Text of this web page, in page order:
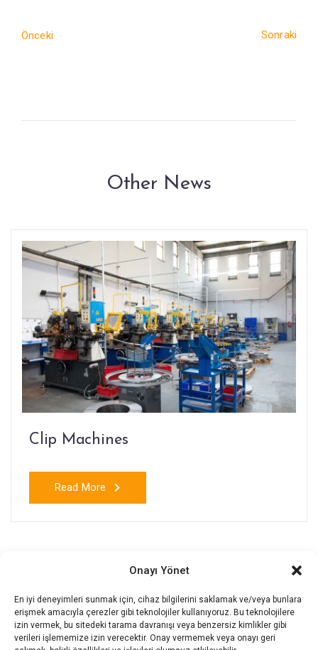
Onayı Yönet
En iyi deneyimleri sunmak için, cihaz bilgilerini saklamak ve/veya bunlara
erişmek amacıyla çerezler gibi teknolojiler kullanıyoruz. Bu teknolojilere
izin vermek, bu sitedeki tarama davranışı veya benzersiz kimlikler gibi
verileri işlememize izin verecektir. Onay vermemek veya onayı geri
Önceki Sonraki
Other News
Clip Machines
Read More